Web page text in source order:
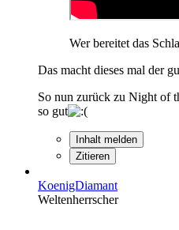
Wer bereitet das
Das macht dieses mal der
So nun zurück zu Night of
so gut
Inhalt melden
Zitieren
KoenigDiamant
Weltenherrscher